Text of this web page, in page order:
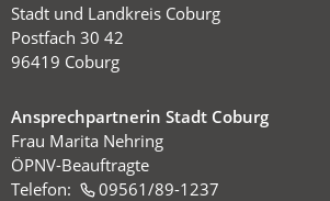
Stadt und Landkreis Coburg
Postfach 30 42
96419 Coburg
Ansprechpartnerin Stadt Coburg
Frau Marita Nehring
ÖPNV-Beauftragte
Telefon:
09561/89-1237